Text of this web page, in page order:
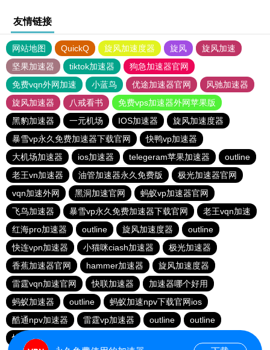
友情链接
网站地图 QuickQ 旋风加速度器 旋风
旋风加速
坚果加速器
tiktok加速器
狗急加速器官网
免费vqn外网加速
小蓝鸟 优途加速器官网
风驰加速器
旋风加速器
八戒看书
免费vps加速器外网苹果版
黑豹加速器
一元机场 IOS加速器
旋风加速度器
暴雪vp永久免费加速器下载官网
快鸭vp加速器
大机场加速器
ios加速器 telegeram苹果加速器
outline
老王vn加速器
油管加速器永久免费版
极光加速器官网
vqn加速外网
黑洞加速官网
蚂蚁vp加速器官网
飞鸟加速器
暴雪vp永久免费加速器下载官网
老王vqn加速
红海pro加速器
outline 旋风加速度器
outline
快连vρn加速器
小猫咪ciash加速器
极光加速器
香蕉加速器官网
hammer加速器
旋风加速度器
雷霆vqn加速官网
快联加速器
加速器哪个好用
蚂蚁加速器
outline
蚂蚁加速npv下载官网ios
酷通npv加速器
雷霆vp加速器 outline
outline
快连加速器app